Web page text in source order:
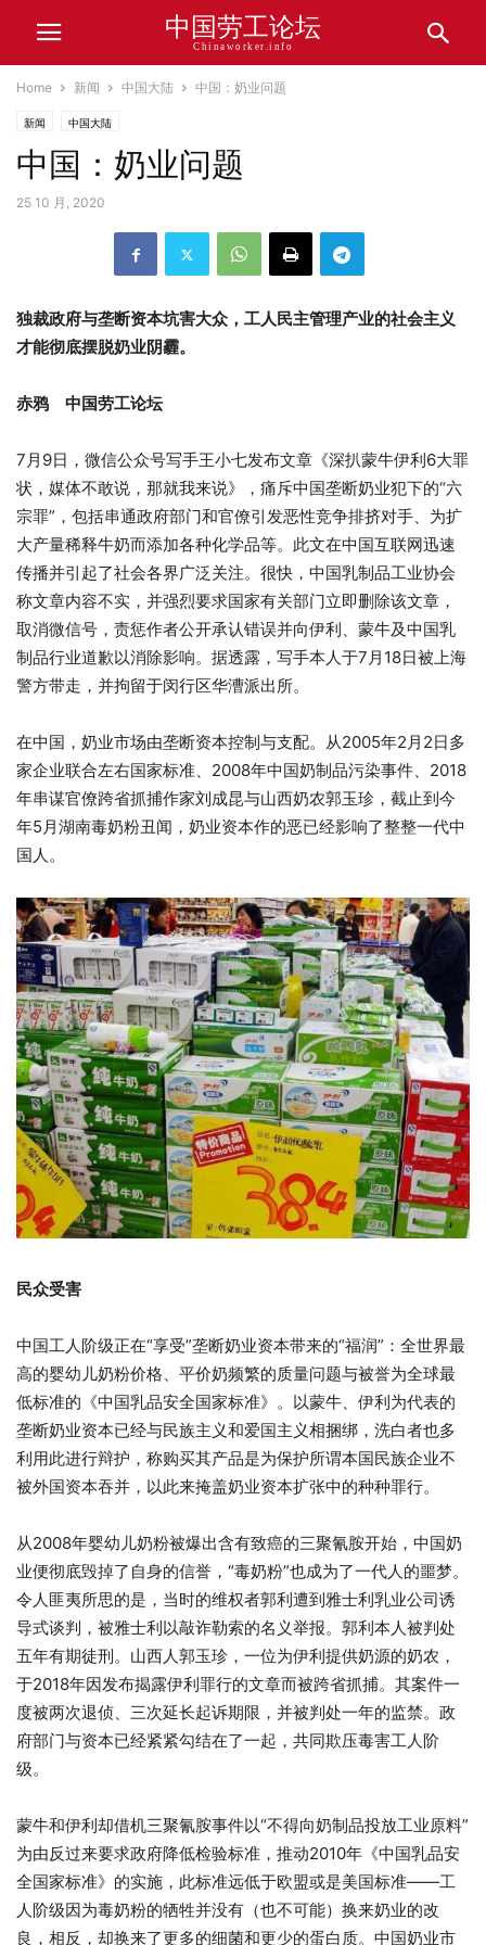
中国劳工论坛
Chinaworker.info
Home 新闻 中国大陆 中国：奶业问题
新闻 中国大陆
中国：奶业问题
25 10 月, 2020
独裁政府与垄断资本坑害大众，工人民主管理产业的社会主义
才能彻底摆脱奶业阴霾。
赤鸦 中国劳工论坛
7月9日，微信公众号写手王小七发布文章《深扒蒙牛伊利6大罪
状，媒体不敢说，那就我来说》，痛斥中国垄断奶业犯下的“六
宗罪”，包括串通政府部门和官僚引发恶性竞争排挤对手、为扩
大产量稀释牛奶而添加各种化学品等。此文在中国互联网迅速
传播并引起了社会各界广泛关注。很快，中国乳制品工业协会
称文章内容不实，并强烈要求国家有关部门立即删除该文章，
取消微信号，责惩作者公开承认错误并向伊利、蒙牛及中国乳
制品行业道歉以消除影响。据透露，写手本人于7月18日被上海
警方带走，并拘留于闵行区华漕派出所。
在中国，奶业市场由垄断资本控制与支配。从2005年2月2日多
家企业联合左右国家标准、2008年中国奶制品污染事件、2018
年串谋官僚跨省抓捕作家刘成昆与山西奶农郭玉珍，截止到今
年5月湖南毒奶粉丑闻，奶业资本作的恶已经影响了整整一代中
国人。
民众受害
中国工人阶级正在“享受”垄断奶业资本带来的“福润”：全世界最
高的婴幼儿奶粉价格、平价奶频繁的质量问题与被誉为全球最
低标准的《中国乳品安全国家标准》。以蒙牛、伊利为代表的
垄断奶业资本已经与民族主义和爱国主义相捆绑，洗白者也多
利用此进行辩护，称购买其产品是为保护所谓本国民族企业不
被外国资本吞并，以此来掩盖奶业资本扩张中的种种罪行。
从2008年婴幼儿奶粉被爆出含有致癌的三聚氰胺开始，中国奶
业便彻底毁掉了自身的信誉，“毒奶粉”也成为了一代人的噩梦。
令人匪夷所思的是，当时的维权者郭利遭到雅士利乳业公司诱
导式谈判，被雅士利以敲诈勒索的名义举报。郭利本人被判处
五年有期徒刑。山西人郭玉珍，一位为伊利提供奶源的奶农，
于2018年因发布揭露伊利罪行的文章而被跨省抓捕。其案件一
度被两次退侦、三次延长起诉期限，并被判处一年的监禁。政
府部门与资本已经紧紧勾结在了一起，共同欺压毒害工人阶
级。
蒙牛和伊利却借机三聚氰胺事件以“不得向奶制品投放工业原料”
为由反过来要求政府降低检验标准，推动2010年《中国乳品安
全国家标准》的实施，此标准远低于欧盟或是美国标准——工
人阶级因为毒奶粉的牺牲并没有（也不可能）换来奶业的改
良，相反，却换来了更多的细菌和更少的蛋白质。中国奶业市